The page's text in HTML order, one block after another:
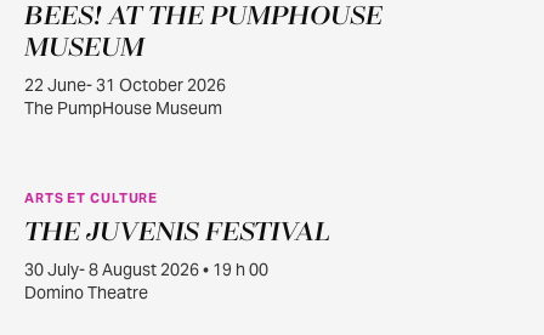
JUIN
22
BEES! AT THE PUMPHOUSE
MUSEUM
22 June- 31 October 2026
The PumpHouse Museum
JUILL.
30
ARTS ET CULTURE
THE JUVENIS FESTIVAL
30 July- 8 August 2026 • 19 h 00
Domino Theatre